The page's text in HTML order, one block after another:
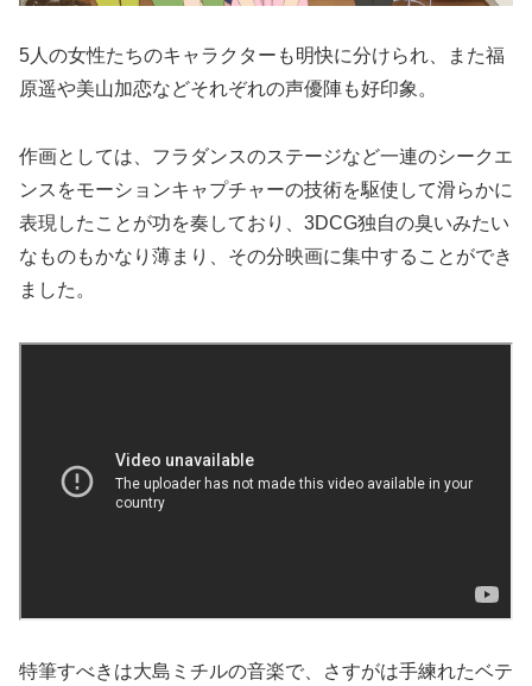
5人の女性たちのキャラクターも明快に分けられ、また福
原遥や美山加恋などそれぞれの声優陣も好印象。
作画としては、フラダンスのステージなど一連のシークエ
ンスをモーションキャプチャーの技術を駆使して滑らかに
表現したことが功を奏しており、3DCG独自の臭いみたい
なものもかなり薄まり、その分映画に集中することができ
ました。
特筆すべきは大島ミチルの音楽で、さすがは手練れたベテ